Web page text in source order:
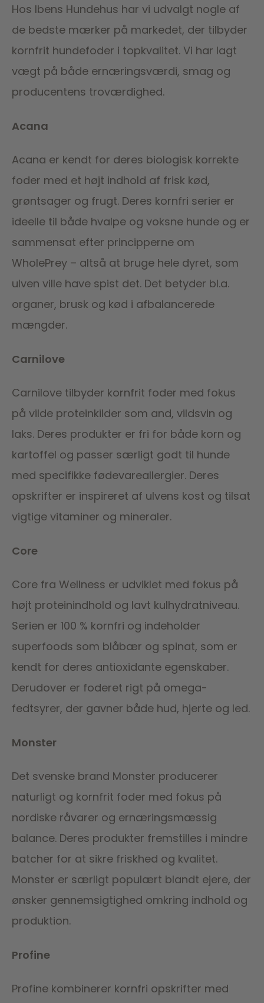
Hos Ibens Hundehus har vi udvalgt nogle af
de bedste mærker på markedet, der tilbyder
kornfrit hundefoder i topkvalitet. Vi har lagt
vægt på både ernæringsværdi, smag og
producentens troværdighed.
Acana
Acana er kendt for deres biologisk korrekte
foder med et højt indhold af frisk kød,
grøntsager og frugt. Deres kornfri serier er
ideelle til både hvalpe og voksne hunde og er
sammensat efter principperne om
WholePrey – altså at bruge hele dyret, som
ulven ville have spist det. Det betyder bl.a.
organer, brusk og kød i afbalancerede
mængder.
Carnilove
Carnilove tilbyder kornfrit foder med fokus
på vilde proteinkilder som and, vildsvin og
laks. Deres produkter er fri for både korn og
kartoffel og passer særligt godt til hunde
med specifikke fødevareallergier. Deres
opskrifter er inspireret af ulvens kost og tilsat
vigtige vitaminer og mineraler.
Core
Core fra Wellness er udviklet med fokus på
højt proteinindhold og lavt kulhydratniveau.
Serien er 100 % kornfri og indeholder
superfoods som blåbær og spinat, som er
kendt for deres antioxidante egenskaber.
Derudover er foderet rigt på omega-
fedtsyrer, der gavner både hud, hjerte og led.
Monster
Det svenske brand Monster producerer
naturligt og kornfrit foder med fokus på
nordiske råvarer og ernæringsmæssig
balance. Deres produkter fremstilles i mindre
batcher for at sikre friskhed og kvalitet.
Monster er særligt populært blandt ejere, der
ønsker gennemsigtighed omkring indhold og
produktion.
Profine
Profine kombinerer kornfri opskrifter med